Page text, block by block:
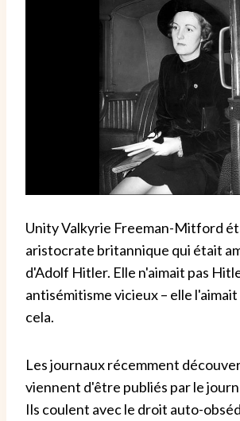
Unity Valkyrie Freeman-Mitford
aristocrate britannique qui était
d'Adolf Hitler. Elle n'aimait pas
antisémitisme vicieux – elle l'aimait
cela.
Les journaux récemment
viennent d'être publiés par le
Ils coulent avec le droit auto-